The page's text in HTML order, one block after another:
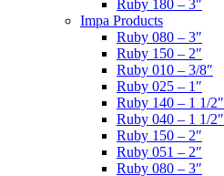
Ruby 180 – 3″
Impa Products
Ruby 080 – 3″
Ruby 150 – 2″
Ruby 010 – 3/8″
Ruby 025 – 1″
Ruby 140 – 1 1/2″
Ruby 040 – 1 1/2″
Ruby 150 – 2″
Ruby 051 – 2″
Ruby 080 – 3″